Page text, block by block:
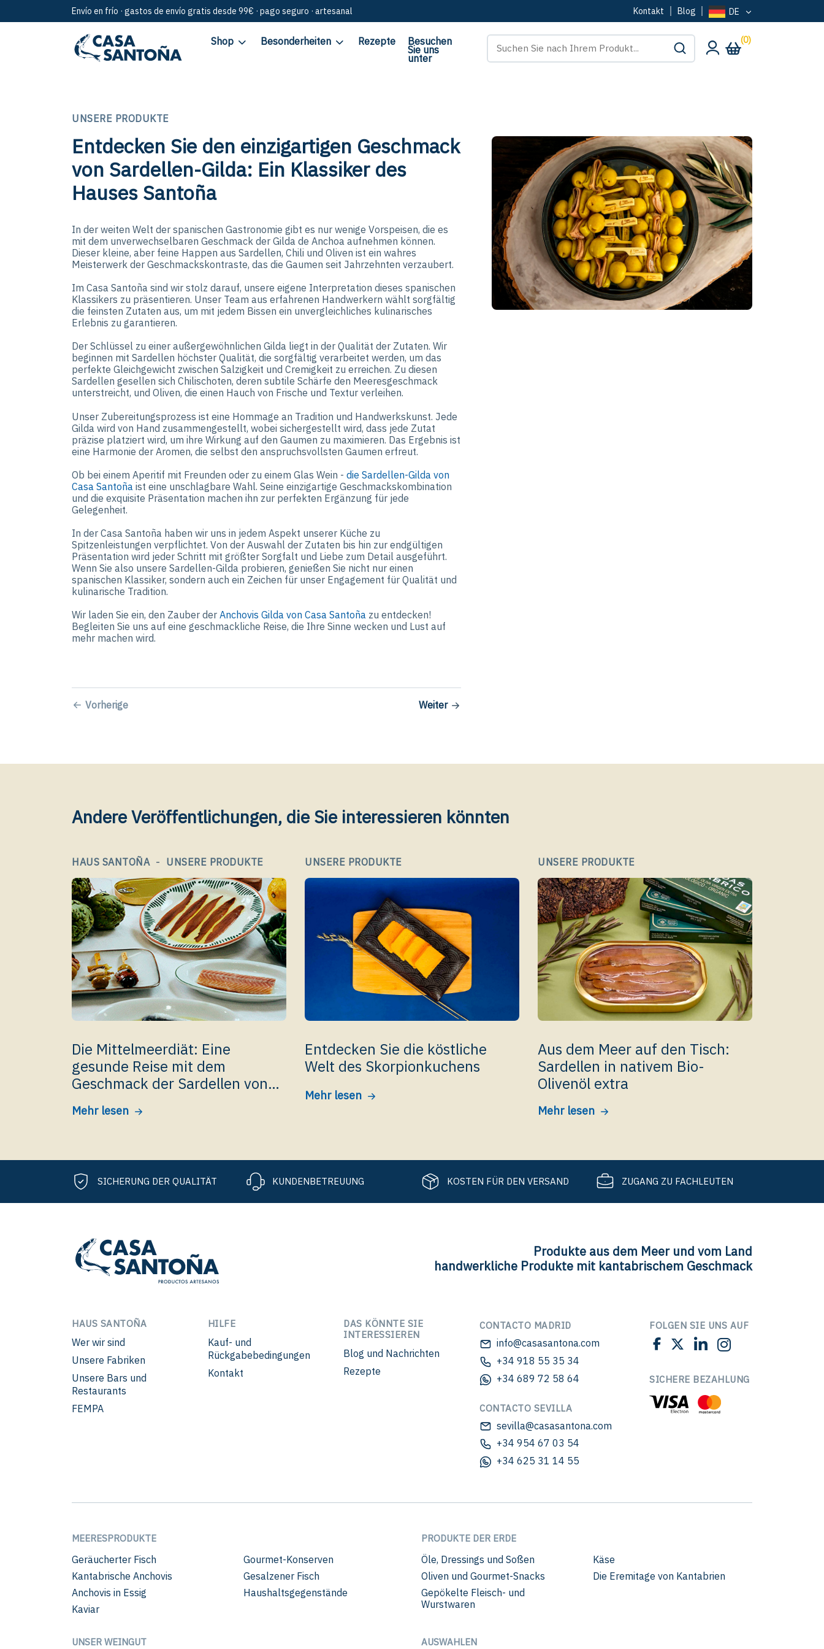
Envío en frío · gastos de envío gratis desde 99€ · pago seguro · artesanal Kontakt Blog DE
Shop Besonderheiten Rezepte Besuchen
Sie uns
unter
(0)
UNSERE PRODUKTE
Entdecken Sie den einzigartigen Geschmack
von Sardellen-Gilda: Ein Klassiker des
Hauses Santoña
In der weiten Welt der spanischen Gastronomie gibt es nur wenige Vorspeisen, die es
mit dem unverwechselbaren Geschmack der Gilda de Anchoa aufnehmen können.
Dieser kleine, aber feine Happen aus Sardellen, Chili und Oliven ist ein wahres
Meisterwerk der Geschmackskontraste, das die Gaumen seit Jahrzehnten verzaubert.
Im Casa Santoña sind wir stolz darauf, unsere eigene Interpretation dieses spanischen
Klassikers zu präsentieren. Unser Team aus erfahrenen Handwerkern wählt sorgfältig
die feinsten Zutaten aus, um mit jedem Bissen ein unvergleichliches kulinarisches
Erlebnis zu garantieren.
Der Schlüssel zu einer außergewöhnlichen Gilda liegt in der Qualität der Zutaten. Wir
beginnen mit Sardellen höchster Qualität, die sorgfältig verarbeitet werden, um das
perfekte Gleichgewicht zwischen Salzigkeit und Cremigkeit zu erreichen. Zu diesen
Sardellen gesellen sich Chilischoten, deren subtile Schärfe den Meeresgeschmack
unterstreicht, und Oliven, die einen Hauch von Frische und Textur verleihen.
Unser Zubereitungsprozess ist eine Hommage an Tradition und Handwerkskunst. Jede
Gilda wird von Hand zusammengestellt, wobei sichergestellt wird, dass jede Zutat
präzise platziert wird, um ihre Wirkung auf den Gaumen zu maximieren. Das Ergebnis ist
eine Harmonie der Aromen, die selbst den anspruchsvollsten Gaumen erfreut.
Ob bei einem Aperitif mit Freunden oder zu einem Glas Wein - die Sardellen-Gilda von
Casa Santoña ist eine unschlagbare Wahl. Seine einzigartige Geschmackskombination
und die exquisite Präsentation machen ihn zur perfekten Ergänzung für jede
Gelegenheit.
In der Casa Santoña haben wir uns in jedem Aspekt unserer Küche zu
Spitzenleistungen verpflichtet. Von der Auswahl der Zutaten bis hin zur endgültigen
Präsentation wird jeder Schritt mit größter Sorgfalt und Liebe zum Detail ausgeführt.
Wenn Sie also unsere Sardellen-Gilda probieren, genießen Sie nicht nur einen
spanischen Klassiker, sondern auch ein Zeichen für unser Engagement für Qualität und
kulinarische Tradition.
Wir laden Sie ein, den Zauber der Anchovis Gilda von Casa Santoña zu entdecken!
Begleiten Sie uns auf eine geschmackliche Reise, die Ihre Sinne wecken und Lust auf
mehr machen wird.
Vorherige Weiter
Andere Veröffentlichungen, die Sie interessieren könnten
HAUS SANTOÑA - UNSERE PRODUKTE
Die Mittelmeerdiät: Eine
gesunde Reise mit dem
Geschmack der Sardellen von
Casa Santoña
Mehr lesen
UNSERE PRODUKTE
Entdecken Sie die köstliche
Welt des Skorpionkuchens
Mehr lesen
UNSERE PRODUKTE
Aus dem Meer auf den Tisch:
Sardellen in nativem Bio-
Olivenöl extra
Mehr lesen
SICHERUNG DER QUALITÄT KUNDENBETREUUNG KOSTEN FÜR DEN VERSAND ZUGANG ZU FACHLEUTEN
Produkte aus dem Meer und vom Land
handwerkliche Produkte mit kantabrischem Geschmack
HAUS SANTOÑA
Wer wir sind
Unsere Fabriken
Unsere Bars und
Restaurants
FEMPA
HILFE
Kauf- und
Rückgabebedingungen
Kontakt
DAS KÖNNTE SIE
INTERESSIEREN
Blog und Nachrichten
Rezepte
CONTACTO MADRID
info@casasantona.com
+34 918 55 35 34
+34 689 72 58 64
CONTACTO SEVILLA
sevilla@casasantona.com
+34 954 67 03 54
+34 625 31 14 55
FOLGEN SIE UNS AUF
SICHERE BEZAHLUNG
MEERESPRODUKTE
Geräucherter Fisch
Kantabrische Anchovis
Anchovis in Essig
Kaviar
Gourmet-Konserven
Gesalzener Fisch
Haushaltsgegenstände
PRODUKTE DER ERDE
Öle, Dressings und Soßen
Oliven und Gourmet-Snacks
Gepökelte Fleisch- und
Wurstwaren
Käse
Die Eremitage von Kantabrien
UNSER WEINGUT AUSWAHLEN